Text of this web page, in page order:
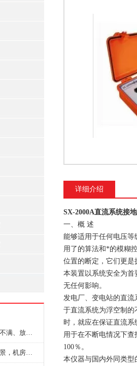
蓄电池整组充放电活化仪充不满、放不完怎么办？
蓄电池充放检一体机适用场景，机房基站变电站铅酸蓄电池维护检测应用
详细介绍
SX-2000A直流系统接
一、概 述
能够适用于任何电压
用了的算法和*的模糊
位置的断定，它们更
本装置以系统安全为
无任何影响。
发电厂、变电站的直
于直流系统为浮空制
时，就应在保证直流
用于在不断电情况下
100％。
本仪器与国内外同类